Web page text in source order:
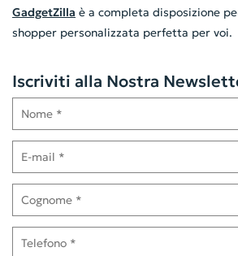
GadgetZilla è a completa disposizione
shopper personalizzata perfetta per voi.
Iscriviti alla Nostra
Nome
E-mail
Cognome
Telefono